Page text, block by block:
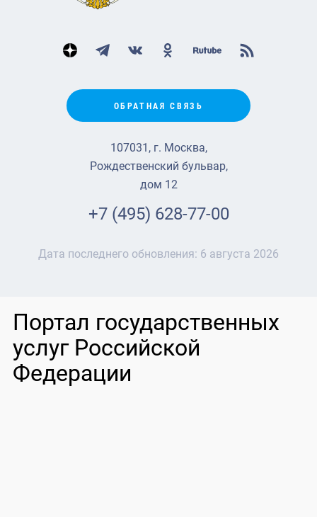
ОБРАТНАЯ СВЯЗЬ
107031, г. Москва,
Рождественский бульвар,
дом 12
+7 (495) 628-77-00
Дата последнего обновления: 6 августа 2026
Портал государственных
услуг Российской
Федерации